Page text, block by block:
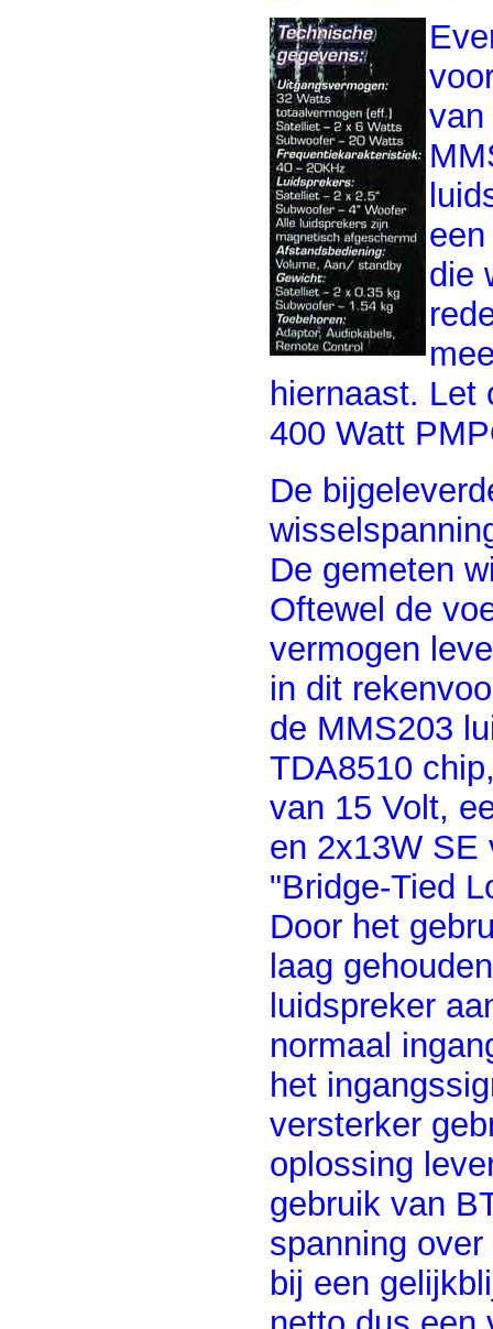
van
die
hiernaast. Let
400 Watt
De
De gemeten
Oftewel de
vermogen
in dit
de MMS203
TDA8510
van 15 Volt,
en 2x13W SE
"Bridge-Tied
Door het
laag
luidspreker
normaal
het
versterker
oplossing
gebruik van
spanning
bij een